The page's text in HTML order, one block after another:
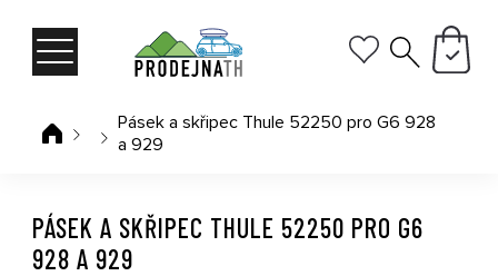
Pásek a skřipec Thule 52250 pro G6 928
a 929
PÁSEK A SKŘIPEC THULE 52250 PRO G6
928 A 929